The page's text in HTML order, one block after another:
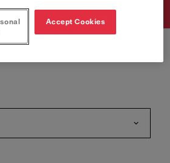
Accept Cookies